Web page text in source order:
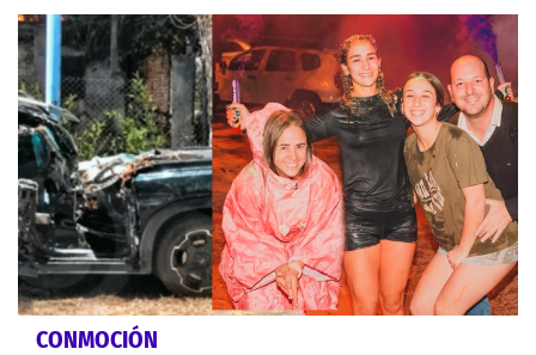
CONMOCIÓN